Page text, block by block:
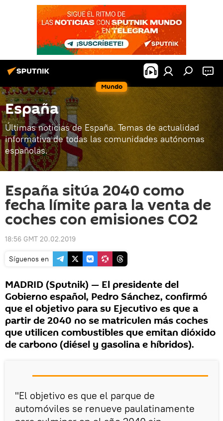
Mundo
España
Últimas noticias de España. Temas de actualidad
informativa de todas las comunidades autónomas
españolas.
España sitúa 2040 como
fecha límite para la venta de
coches con emisiones CO2
18:56 GMT 20.02.2019
Síguenos en
MADRID (Sputnik) — El presidente del
Gobierno español, Pedro Sánchez, confirmó
que el objetivo para su Ejecutivo es que a
partir de 2040 no se matriculen más coches
que utilicen combustibles que emitan dióxido
de carbono (diésel y gasolina e híbridos).
"El objetivo es que el parque de
automóviles se renueve paulatinamente